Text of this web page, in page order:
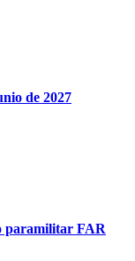
de 2027
paramilitar FAR